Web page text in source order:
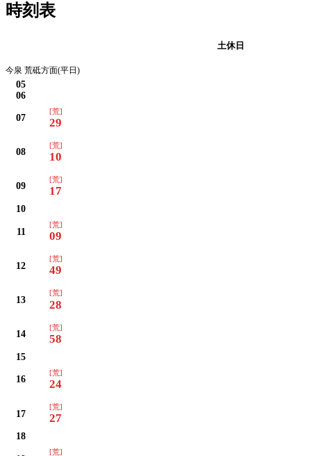
時刻表
土休日
今泉 荒砥方面(平日)
05
06
07
[荒]
29
08
[荒]
10
09
[荒]
17
10
11
[荒]
09
12
[荒]
49
13
[荒]
28
14
[荒]
58
15
16
[荒]
24
17
[荒]
27
18
[荒]